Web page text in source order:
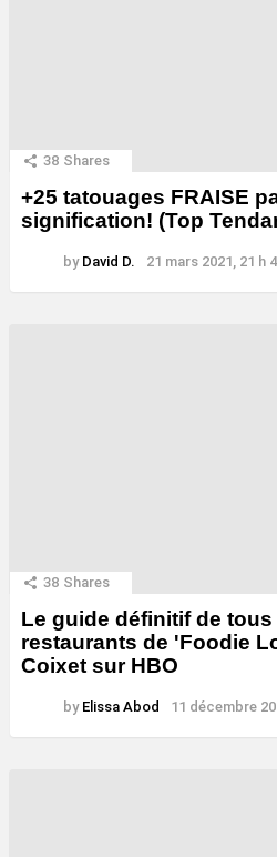
38 Shares
+25 tatouages ​​FRAISE
signification! (Top
by David D. 21 mars 2021, 21 h
38 Shares
Le guide définitif de
restaurants de 'Foodie
Coixet sur HBO
by Elissa Abod 11 décembre